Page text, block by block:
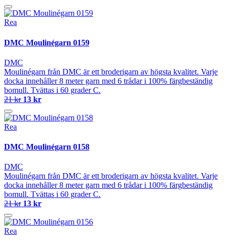
Rea
DMC Moulinégarn 0159
DMC
Moulinégarn från DMC är ett broderigarn av högsta kvalitet. Varje
docka innehåller 8 meter garn med 6 trådar i 100% färgbeständig
bomull. Tvättas i 60 grader C.
21 kr 13 kr
Rea
DMC Moulinégarn 0158
DMC
Moulinégarn från DMC är ett broderigarn av högsta kvalitet. Varje
docka innehåller 8 meter garn med 6 trådar i 100% färgbeständig
bomull. Tvättas i 60 grader C.
21 kr 13 kr
Rea